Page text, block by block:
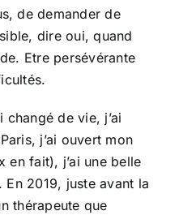
de demander de
dire oui, quand
Etre persévérante
changé de vie, j’ai
j’ai ouvert mon
en fait), j’ai une belle
2019, juste avant la
thérapeute que